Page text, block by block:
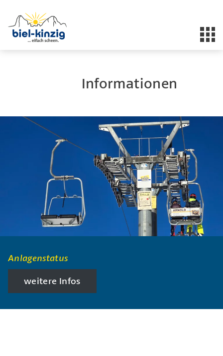
Informationen
Anlagenstatus
weitere Infos